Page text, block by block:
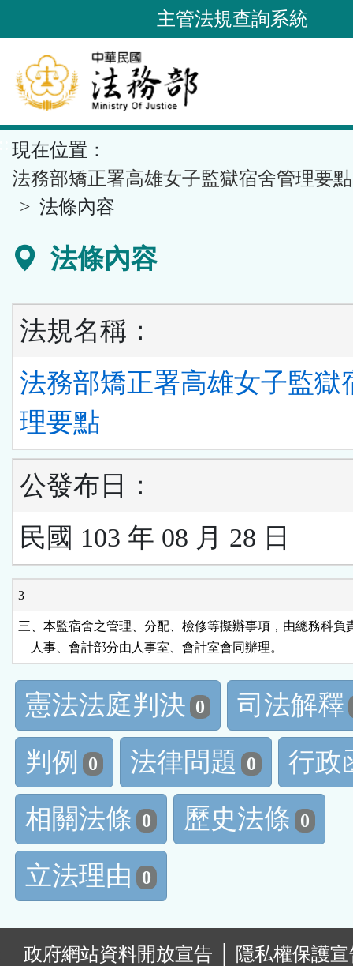
到
要
內
容
區
塊
主管法規查詢系統
現在位置：
法務部矯正署高雄女子監獄宿舍管理要點
法條內容
法條內容
法規名稱：
法務部矯正署高雄女子監獄
理要點
公發布日：
民國 103 年 08 月 28 日
3
三、本監宿舍之管理、分配、檢修等擬辦事項，由總務科負
    人事、會計部分由人事室、會計室會同辦理。
憲法法庭判決 0
司法解釋
判例
0 法律問題 0
行政
相關法條 0 歷史法條 0
立法理由 0
政府網站資料開放宣告
隱私權保護